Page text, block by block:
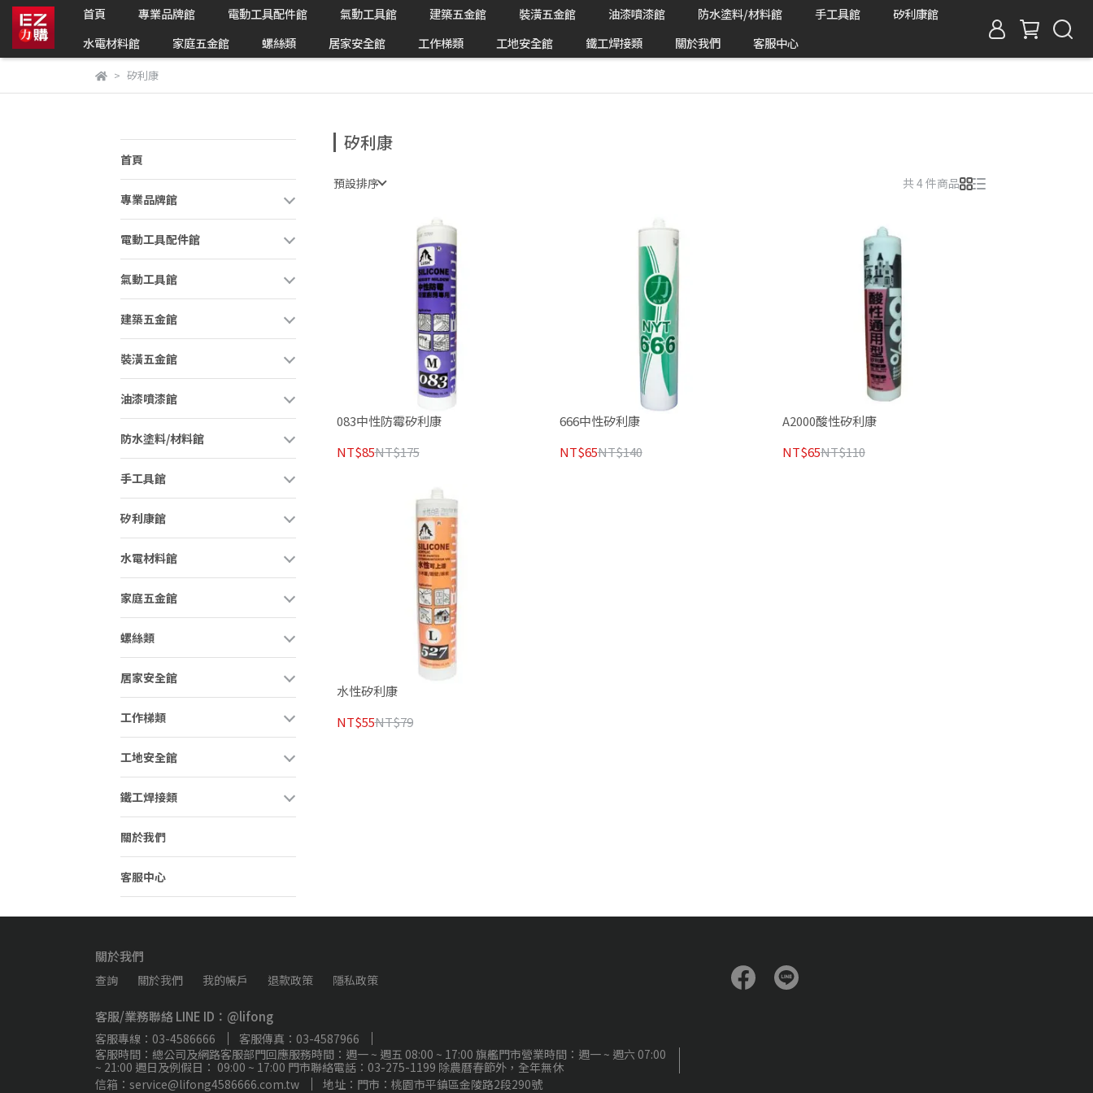
首頁 專業品牌館 電動工具配件館 氣動工具館 建築五金館 裝潢五金館 油漆噴漆館 防水塗料/材料館 手工具館
矽利康館
水電材料館
家庭五金館 螺絲類 居家安全館 工作梯類 工地安全館 鐵工焊接類 關於我們 客服中心
矽利康
首頁
專業品牌館
電動工具配件館
氣動工具館
建築五金館
裝潢五金館
油漆噴漆館
防水塗料/材料館
手工具館
矽利康館
水電材料館
家庭五金館
螺絲類
居家安全館
工作梯類
工地安全館
鐵工焊接類
關於我們
客服中心
矽利康
預設排序 共 4 件商品
083中性防霉矽利康
NT$85NT$175
666中性矽利康
NT$65NT$140
A2000酸性矽利康
NT$65NT$110
水性矽利康
NT$55NT$79
關於我們
查詢 關於我們 我的帳戶 退款政策 隱私政策
客服/業務聯絡 LINE ID：@lifong
客服專線：03-4586666
客服傳真：03-4587966
客服時間：總公司及網路客服部門回應服務時間：週一 ~ 週五 08:00 ~ 17:00 旗艦門市營業時間：週一 ~ 週六 07:00
~ 21:00 週日及例假日： 09:00 ~ 17:00 門市聯絡電話：03-275-1199 除農曆春節外，全年無休
信箱：service@lifong4586666.com.tw
地址：門市：桃園市平鎮區金陵路2段290號